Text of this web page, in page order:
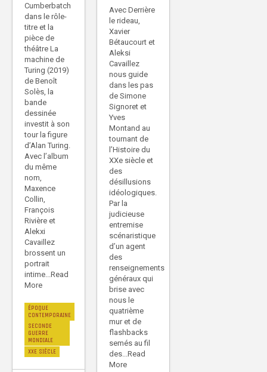
Cumberbatch
dans le rôle-
titre et la
pièce de
théâtre La
machine de
Turing (2019)
de Benoît
Solès, la
bande
dessinée
investit à son
tour la figure
d’Alan Turing.
Avec l’album
du même
nom,
Maxence
Collin,
François
Rivière et
Alekxi
Cavaillez
brossent un
portrait
intime...Read
More
ÉPOQUE
CONTEMPORAINE
SECONDE
GUERRE
MONDIALE
XXE SIÈCLE
Avec Derrière
le rideau,
Xavier
Bétaucourt et
Aleksi
Cavaillez
nous guide
dans les pas
de Simone
Signoret et
Yves
Montand au
tournant de
l’Histoire du
XXe siècle et
des
désillusions
idéologiques.
Par la
judicieuse
entremise
scénaristique
d’un agent
des
renseignements
généraux qui
brise avec
nous le
quatrième
mur et de
flashbacks
semés au fil
des...Read
More